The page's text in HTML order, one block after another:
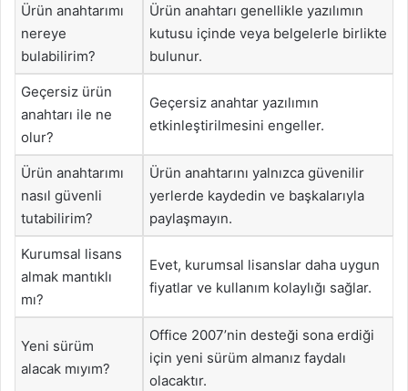
Ürün anahtarımı
nereye
bulabilirim?
Ürün anahtarı genellikle yazılımın
kutusu içinde veya belgelerle birlikte
bulunur.
Geçersiz ürün
anahtarı ile ne
olur?
Geçersiz anahtar yazılımın
etkinleştirilmesini engeller.
Ürün anahtarımı
nasıl güvenli
tutabilirim?
Ürün anahtarını yalnızca güvenilir
yerlerde kaydedin ve başkalarıyla
paylaşmayın.
Kurumsal lisans
almak mantıklı
mı?
Evet, kurumsal lisanslar daha uygun
fiyatlar ve kullanım kolaylığı sağlar.
Yeni sürüm
alacak mıyım?
Office 2007’nin desteği sona erdiği
için yeni sürüm almanız faydalı
olacaktır.